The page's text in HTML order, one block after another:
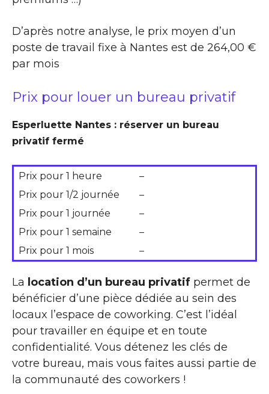
D’après notre analyse, le prix moyen d’un
poste de travail fixe à Nantes est de 264,00 €
par mois
Prix pour louer un bureau privatif
Esperluette Nantes : réserver un bureau
privatif fermé
Prix pour 1 heure
–
Prix pour 1/2 journée
–
Prix pour 1 journée
–
Prix pour 1 semaine
–
Prix pour 1 mois
–
La location d’un bureau privatif permet de
bénéficier d’une pièce dédiée au sein des
locaux l’espace de coworking. C’est l’idéal
pour travailler en équipe et en toute
confidentialité. Vous détenez les clés de
votre bureau, mais vous faites aussi partie de
la communauté des coworkers !